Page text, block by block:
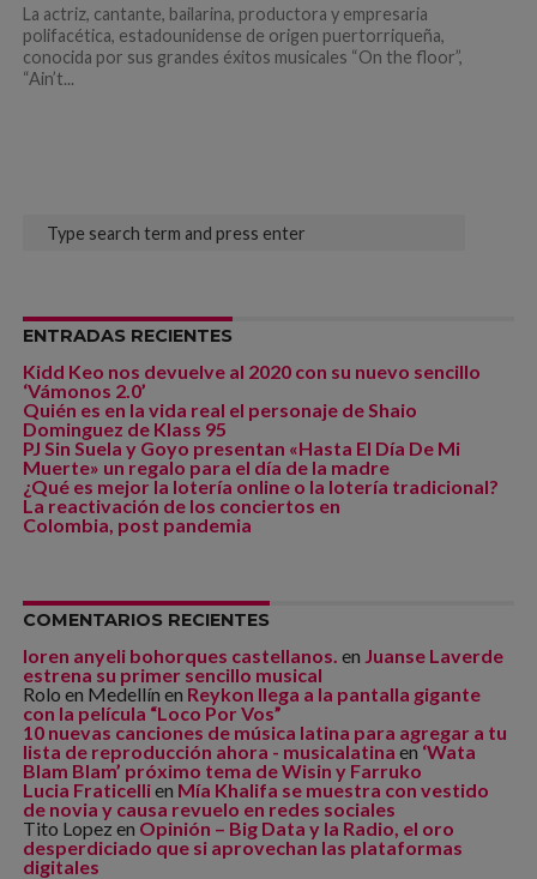
La actriz, cantante, bailarina, productora y empresaria
polifacética, estadounidense de origen puertorriqueña,
conocida por sus grandes éxitos musicales “On the floor”,
“Ain’t...
ENTRADAS RECIENTES
Kidd Keo nos devuelve al 2020 con su nuevo sencillo
‘Vámonos 2.0’
Quién es en la vida real el personaje de Shaio
Dominguez de Klass 95
PJ Sin Suela y Goyo presentan «Hasta El Día De Mi
Muerte» un regalo para el día de la madre
¿Qué es mejor la lotería online o la lotería tradicional?
La reactivación de los conciertos en
Colombia, post pandemia
COMENTARIOS RECIENTES
loren anyeli bohorques castellanos. en Juanse Laverde
estrena su primer sencillo musical
Rolo en Medellín en Reykon llega a la pantalla gigante
con la película “Loco Por Vos”
10 nuevas canciones de música latina para agregar a tu
lista de reproducción ahora - musicalatina en ‘Wata
Blam Blam’ próximo tema de Wisin y Farruko
Lucia Fraticellien Mía Khalifa se muestra con vestido
de novia y causa revuelo en redes sociales
Tito Lopez en Opinión – Big Data y la Radio, el oro
desperdiciado que si aprovechan las plataformas
digitales